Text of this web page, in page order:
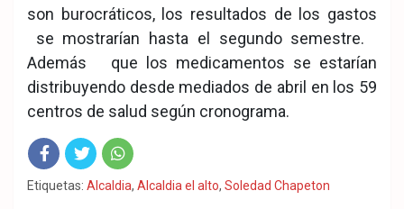
son burocráticos, los resultados de los gastos
se mostrarían hasta el segundo semestre.
Además que los medicamentos se estarían
distribuyendo desde mediados de abril en los 59
centros de salud según cronograma.
Fac Twit Wha
Etiquetas: Alcaldia, Alcaldia el alto, Soledad Chapeton